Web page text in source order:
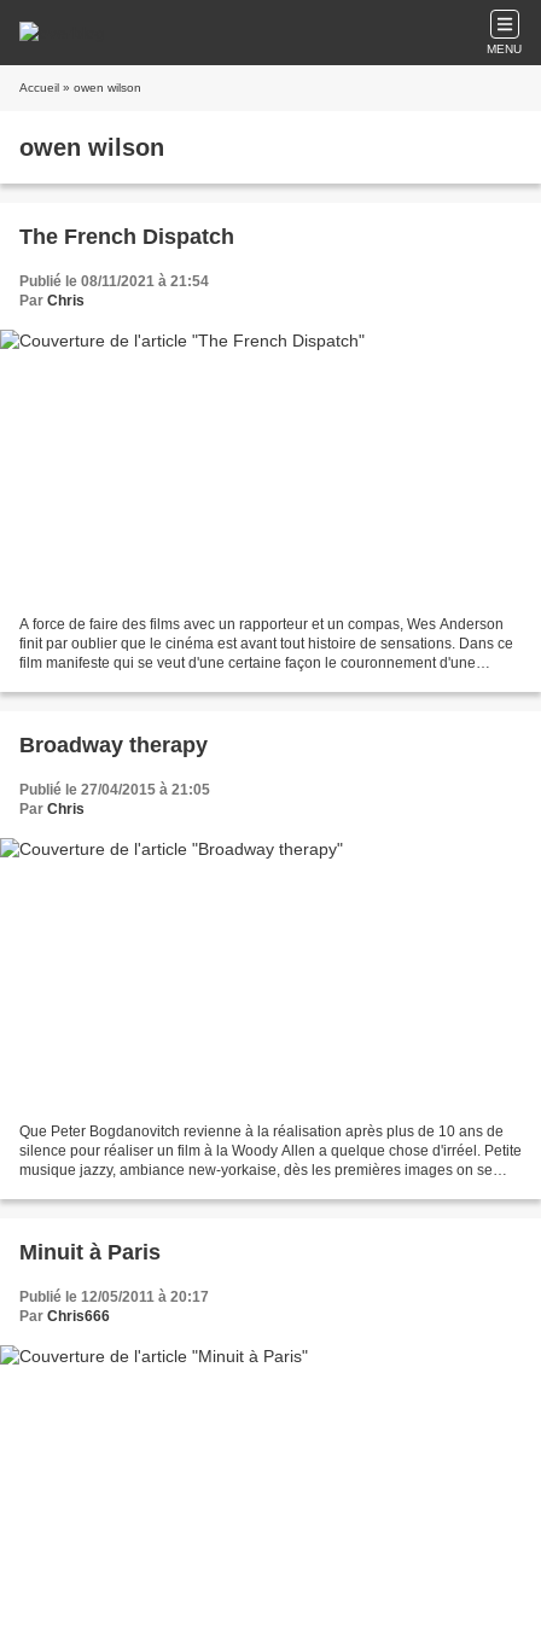
MENU
Accueil » owen wilson
owen wilson
The French Dispatch
Publié le 08/11/2021 à 21:54
Par Chris
A force de faire des films avec un rapporteur et un compas, Wes Anderson
finit par oublier que le cinéma est avant tout histoire de sensations. Dans ce
film manifeste qui se veut d'une certaine façon le couronnement d'une
Broadway therapy
Publié le 27/04/2015 à 21:05
Par Chris
Que Peter Bogdanovitch revienne à la réalisation après plus de 10 ans de
silence pour réaliser un film à la Woody Allen a quelque chose d'irréel. Petite
musique jazzy, ambiance new-yorkaise, dès les premières images on se
Minuit à Paris
Publié le 12/05/2011 à 20:17
Par Chris666